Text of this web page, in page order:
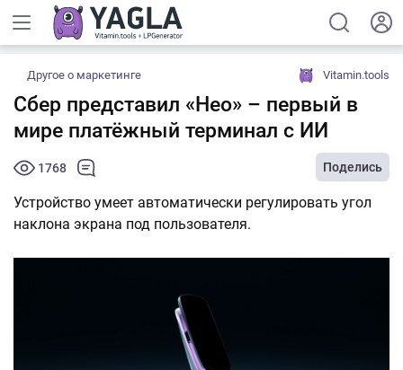
Другое о маркетинге Vitamin.tools
Сбер представил «Нео» – первый в
мире платёжный терминал с ИИ
1768 Поделись
Устройство умеет автоматически регулировать угол
наклона экрана под пользователя.